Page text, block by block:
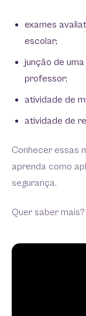
exames
escolar;
junção de
professor;
atividade de
atividade de
Conhecer essas
aprenda como
segurança.
Quer saber